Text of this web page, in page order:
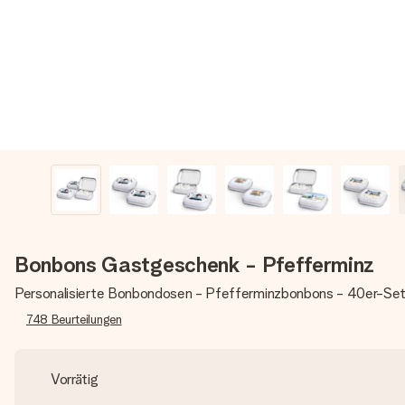
Bonbons Gastgeschenk - Pfefferminz
Personalisierte Bonbondosen - Pfefferminzbonbons - 40er-
748 Beurteilungen
Vorrätig